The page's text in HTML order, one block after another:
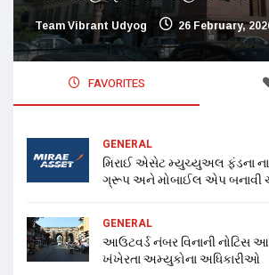
Team Vibrant Udyog 26 February,
FAVORITES
GENERAL
મિરાઈ એસેટ મ્યુચ્યુઅલ ફંડના
ગ્રૂપ અને મોબાઈલ એપ બનાવી
GENERAL
આઉટવર્ડ નંબર વિનાની નોટિસ
ખંખેરતા અમ્યુકોના અધિકારીઓ